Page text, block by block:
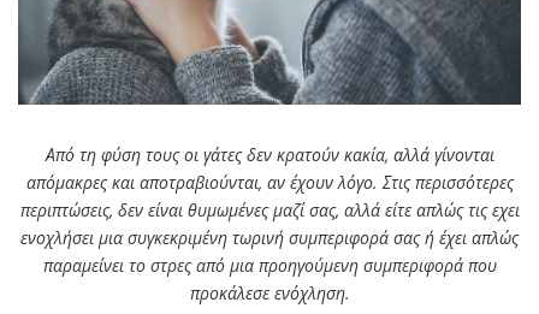
Από τη φύση τους οι γάτες δεν κρατούν κακία, αλλά γίνονται
απόμακρες και αποτραβιούνται, αν έχουν λόγο. Στις περισσότερες
περιπτώσεις, δεν είναι θυμωμένες μαζί σας, αλλά είτε απλώς τις εχει
ενοχλήσει μια συγκεκριμένη τωρινή συμπεριφορά σας ή έχει απλώς
παραμείνει το στρες από μια προηγούμενη συμπεριφορά που
προκάλεσε ενόχληση.